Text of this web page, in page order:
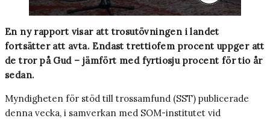
En ny rapport visar att trosutövningen i landet
fortsätter att avta. Endast trettiofem procent uppger att
de tror på Gud – jämfört med fyrtiosju procent för tio år
sedan.
Myndigheten för stöd till trossamfund (SST) publicerade
denna vecka, i samverkan med SOM-institutet vid